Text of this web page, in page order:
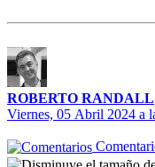
ROBERTO RANDALL
Viernes, 05 Abril 2024 a